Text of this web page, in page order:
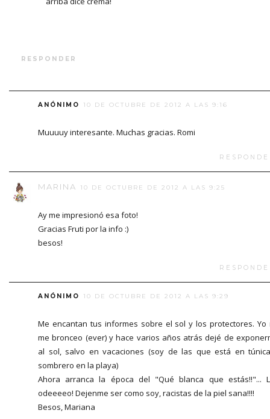
RESPONDER
ANÓNIMO 10 DE OCTUBRE DE 2012 A LAS 9:16
Muuuuy interesante. Muchas gracias. Romi
MARINA 10 DE OCTUBRE DE 2012 A LAS 9:25
Ay me impresionó esa foto!
Gracias Fruti por la info :)
besos!
ANÓNIMO 10 DE OCTUBRE DE 2012 A LAS 9:29
Me encantan tus informes sobre el sol y los protectores. Yo
me bronceo (ever) y hace varios años atrás dejé de
al sol, salvo en vacaciones (soy de las que está en
sombrero en la playa)
Ahora arranca la época del "Qué blanca que estás!!"...
odeeeeo! Dejenme ser como soy, racistas de la piel sana!!!!
Besos, Mariana